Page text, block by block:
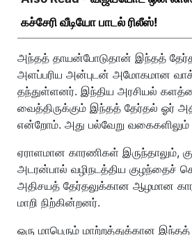
கச்சேரி வீடியோ பாடல் ரிலீஸ்!
அந்தத் தாயன்போடுதான் இந்தத்
அளப்பரிய அன்புடன் அமோகமான
தந்துள்ளனர். இந்திய அரசியல்
வைத்திருக்கும் இந்தத் தேர்தல் ஓர்
என்றோம். அது பல்வேறு வகைகளிலும்
ஏராளமான காரணிகள் இருந்தாலும்,
அடரன்பால் வழிநடத்திய குழந்தைச்
அதிசயத் தேர்தலுக்கான ஆழமான
மாறி நிற்கின்றனர்.
ஒரு மாபெரும் மாற்றத்துக்கான